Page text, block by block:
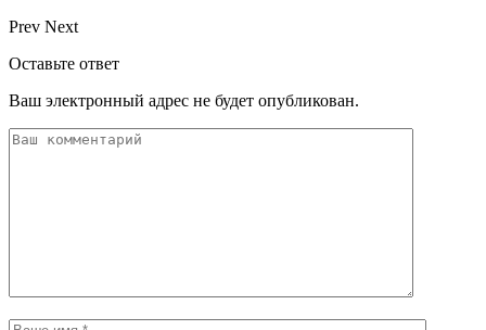
Prev Next
Оставьте ответ
Ваш электронный адрес не будет опубликован.